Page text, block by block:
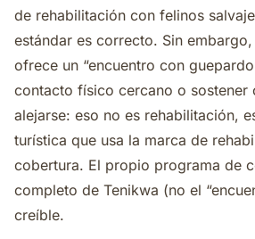
de rehabilitación con felinos
estándar es correcto. Sin
ofrece un “encuentro con
contacto físico cercano o sostener
alejarse: eso no es rehabilitación,
turística que usa la marca de
cobertura. El propio programa de
completo de Tenikwa (no el
creíble.